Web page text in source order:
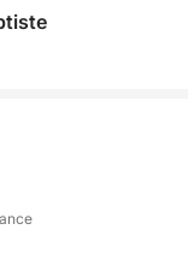
γρήγορη
premium
ημερήσια
στη